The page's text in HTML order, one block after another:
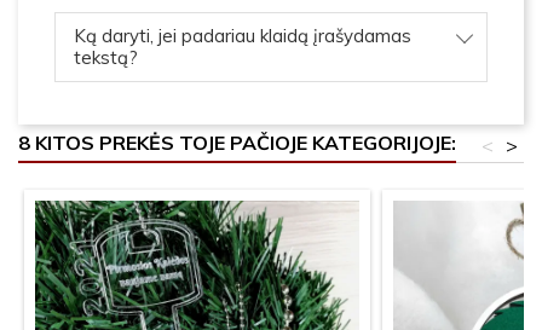
Ką daryti, jei padariau klaidą įrašydamas
tekstą?
8 KITOS PREKĖS TOJE PAČIOJE KATEGORIJOJE: >
<